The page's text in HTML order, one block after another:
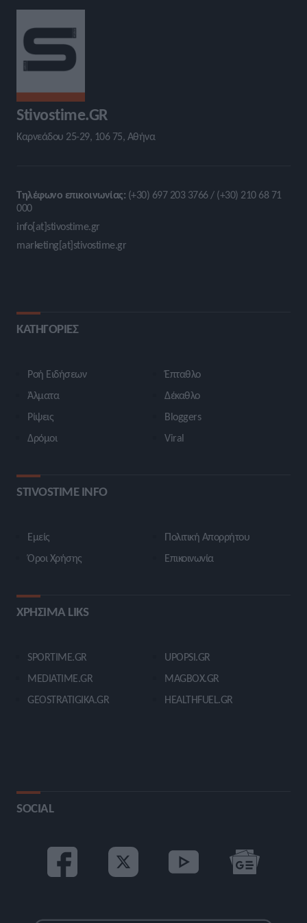
Stivostime.GR
Καρνεάδου 25-29, 106 75, Αθήνα
Τηλέφωνο επικοινωνίας: (+30) 697 203 3766 / (+30) 210 68 71
000
info[at]stivostime.gr
marketing[at]stivostime.gr
ΚΑΤΗΓΟΡΙΕΣ
Ροή Ειδήσεων
Άλματα
Ρίψεις
Δρόμοι
Έπταθλο
Δέκαθλο
Bloggers
Viral
STIVOSTIME INFO
Εμείς
Όροι Χρήσης
Πολιτική Απορρήτου
Επικοινωνία
ΧΡΗΣΙΜΑ LIKS
SPORTIME.GR
MEDIATIME.GR
GEOSTRATIGIKA.GR
UPOPSI.GR
MAGBOX.GR
HEALTHFUEL.GR
SOCIAL